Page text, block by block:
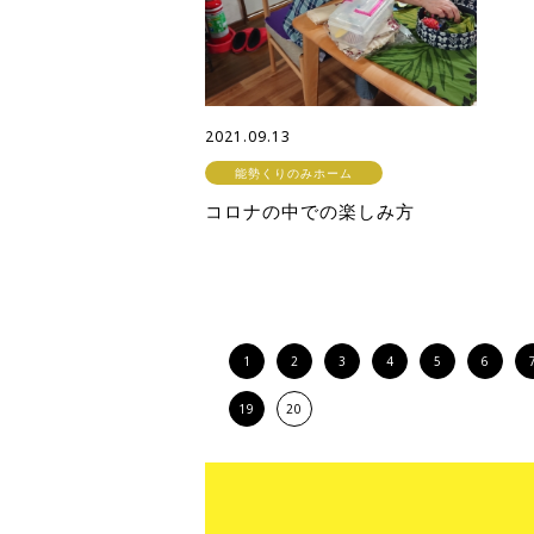
2021.09.13
能勢くりのみホーム
コロナの中での楽しみ方
1 2 3 4 5 6 7
19 20